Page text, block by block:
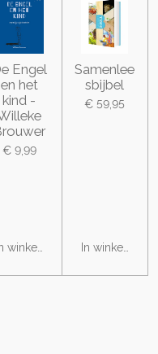
Engel
en het
kind -
€ 9,99
winkelwagen
Samenlee
sbijbel
€ 59,95
In